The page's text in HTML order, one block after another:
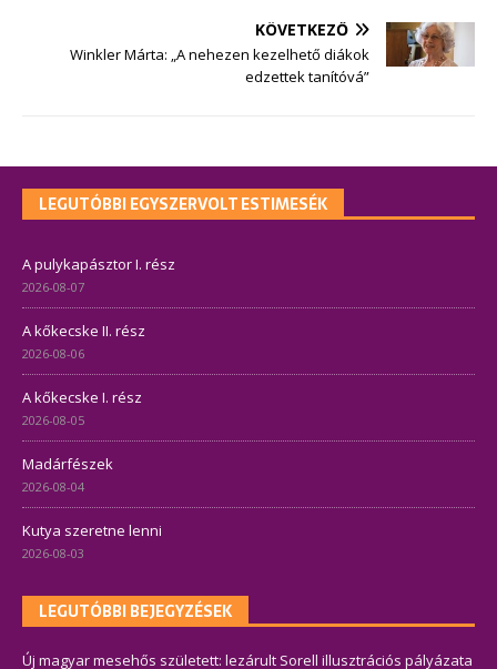
KÖVETKEZŐ
Winkler Márta: „A nehezen kezelhető diákok
edzettek tanítóvá”
LEGUTÓBBI EGYSZERVOLT ESTIMESÉK
A pulykapásztor I. rész
2026-08-07
A kőkecske II. rész
2026-08-06
A kőkecske I. rész
2026-08-05
Madárfészek
2026-08-04
Kutya szeretne lenni
2026-08-03
LEGUTÓBBI BEJEGYZÉSEK
Új magyar mesehős született: lezárult Sorell illusztrációs pályázata